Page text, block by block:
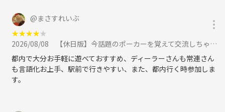
@まさすれいぶ
★★★★★
2026/08/08
【休日版】今話題のポーカーを覚えて交流しちゃおう❗️【初心者大歓迎❗️】に参加
都内で大分お手軽に遊べておすすめ、ディーラーさんも常連さん
も言語化お上手、駅前で行きやすい、また、都内行く時参加しま
す。